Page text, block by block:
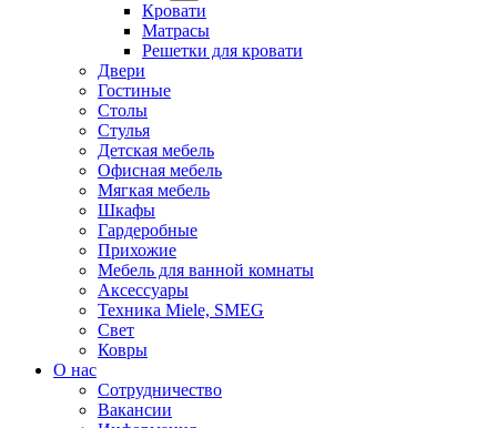
Кровати
Матрасы
Решетки для кровати
Двери
Гостиные
Столы
Стулья
Детская мебель
Офисная мебель
Мягкая мебель
Шкафы
Гардеробные
Прихожие
Мебель для ванной комнаты
Аксессуары
Техника Miele, SMEG
Свет
Ковры
О нас
Сотрудничество
Вакансии